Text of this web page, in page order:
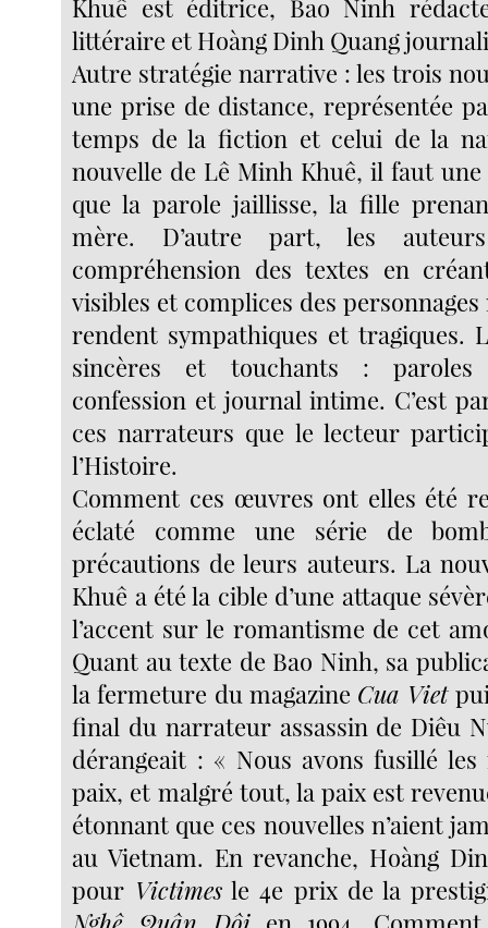
Khuê est éditrice, Bao Ninh
littéraire et Hoàng Dinh Quang
Autre stratégie narrative : les trois
une prise de distance, représentée
temps de la fiction et celui de la
nouvelle de Lê Minh Khuê, il faut
que la parole jaillisse, la fille
mère. D’autre part, les
compréhension des textes en
visibles et complices des
rendent sympathiques et tragiques.
sincères et touchants : paroles
confession et journal intime. C’est
ces narrateurs que le lecteur
l’Histoire.
Comment ces œuvres ont elles été
éclaté comme une série de
précautions de leurs auteurs. La
Khuê a été la cible d’une attaque
l’accent sur le romantisme de cet
Quant au texte de Bao Ninh, sa
la fermeture du magazine Cua Viet
final du narrateur assassin de Diêu
dérangeait : « Nous avons fusillé les
paix, et malgré tout, la paix est
étonnant que ces nouvelles n’aient
au Vietnam. En revanche, Hoàng
pour Victimesle 4e prix de la